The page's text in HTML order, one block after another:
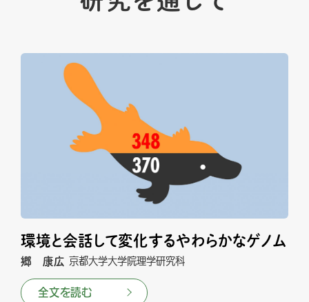
環境と会話して変化するやわらかなゲノム
郷 康広 京都大学大学院理学研究科
全文を読む